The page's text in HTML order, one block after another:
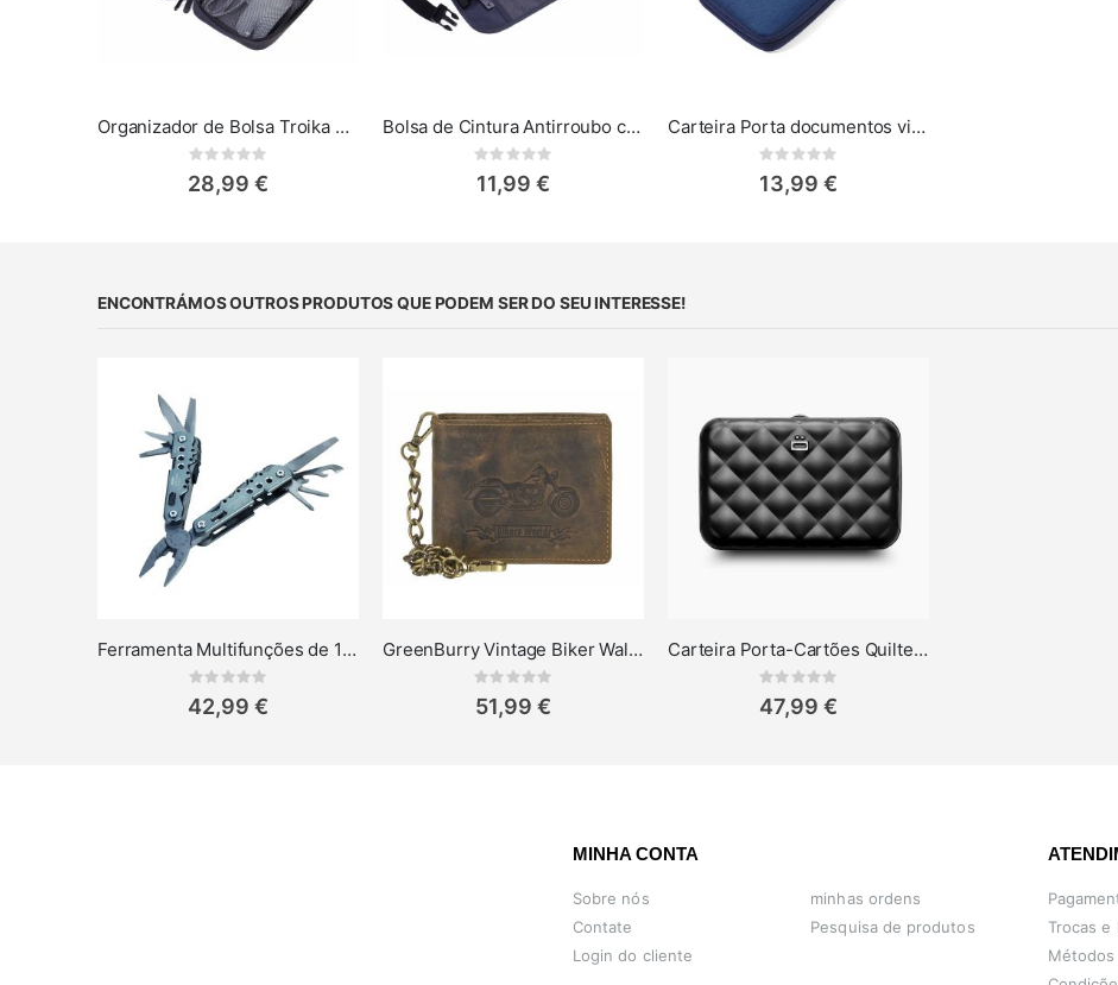
Organizador de Bolsa Troika Connected para Eletrónicos
Rating:
28,99 €
Bolsa de Cintura Antirroubo com RFID - A Companheira Ideal para Suas Viagens Cinza
Rating:
11,99 €
Carteira Porta documentos viagem Troika Safe Flight
Rating:
13,99 €
ENCONTRÁMOS OUTROS PRODUTOS QUE PODEM SER DO SEU INTERESSE!
Ferramenta Multifunções de 10 Funções Troika
Rating:
42,99 €
GreenBurry Vintage Biker Wallet - Bikers World
Rating:
51,99 €
Carteira Porta-Cartões Quilted Button da Ögon Designs Preto
Rating:
47,99 €
MINHA CONTA
Sobre nós
Contate
Login do cliente
minhas ordens
Pesquisa de produtos
Trocas e